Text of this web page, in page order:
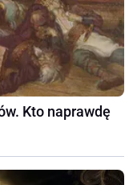
Kto naprawdę